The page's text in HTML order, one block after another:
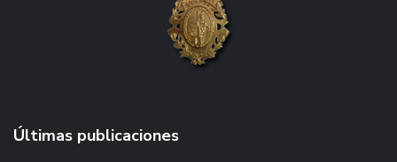
Últimas publicaciones